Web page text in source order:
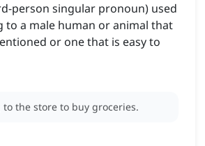
person singular pronoun) used
to a male human or animal that
or one that is easy to
to the store to buy groceries.